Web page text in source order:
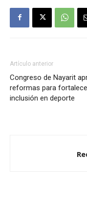
Artículo anterior
Congreso de Nayarit
reformas para
inclusión en deporte